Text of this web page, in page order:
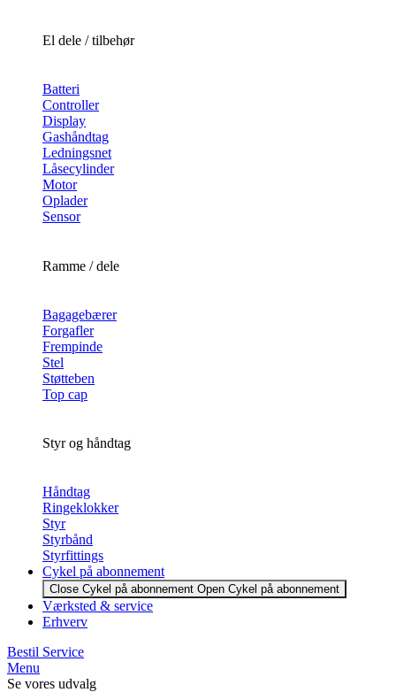
El dele / tilbehør
Batteri
Controller
Display
Gashåndtag
Ledningsnet
Låsecylinder
Motor
Oplader
Sensor
Ramme / dele
Bagagebærer
Forgafler
Frempinde
Stel
Støtteben
Top cap
Styr og håndtag
Håndtag
Ringeklokker
Styr
Styrbånd
Styrfittings
Cykel på abonnement
Close Cykel på abonnement Open Cykel på abonnement
Værksted & service
Erhverv
Bestil Service
Menu
Se vores udvalg